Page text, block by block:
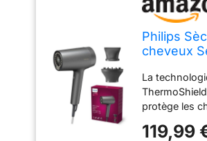
Philips
cheveux
Advanced
chaleur
ions
réduisant
La
protège les
capteur
119,99